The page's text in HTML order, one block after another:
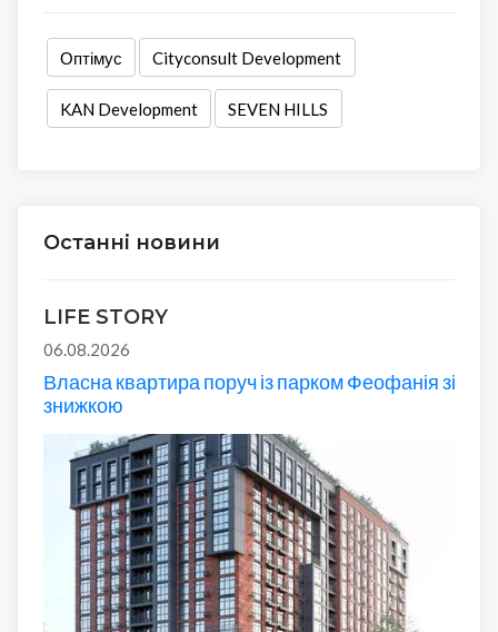
Оптімус Cityconsult Development
KAN Development SEVEN HILLS
Останні новини
LIFE STORY
06.08.2026
Власна квартира поруч із парком Феофанія зі
знижкою